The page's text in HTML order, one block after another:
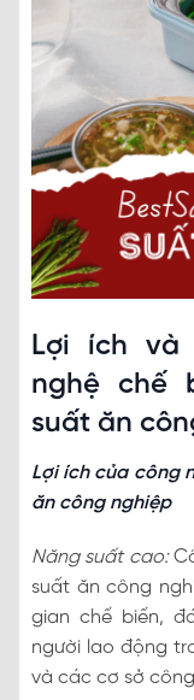
Lợi ích và
nghệ chế
suất ăn
Lợi ích của công
ăn công nghiệp
Năng suất cao:
suất ăn công
gian chế biến,
người lao động
và các cơ sở